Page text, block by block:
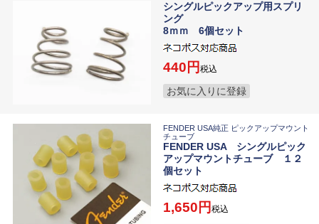
シングルピックアップ用スプリ
ング
8ｍｍ 6個セット
440 税込
お気に入りに登録
FENDER USA純正 ピックアップマウント
チューブ
FENDER USA シングルピック
アップマウントチューブ １２
個セット
1,650 税込